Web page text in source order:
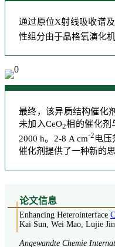
通过原位X射线吸收谱
性组分由于晶格氧演化
最终，该异质结构催化
未加入CeO2相的催化剂
2000 h。2-8 A cm-2电压
催化剂提供了一种新的思
论文信息
Enhancing Heterointerface
Kai Sun, Wei Mao, Lujie
Angewandte Chemie